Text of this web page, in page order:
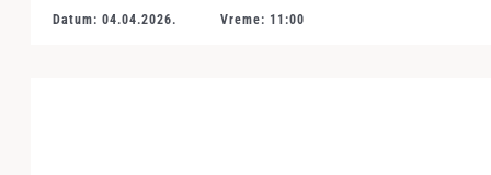
Datum: 04.04.2026. Vreme: 11:00